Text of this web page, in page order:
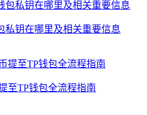
私钥在哪里及相关重要信息
至TP钱包全流程指南